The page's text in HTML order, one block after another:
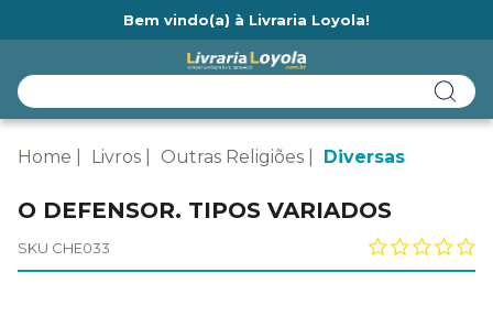
Bem vindo(a) à Livraria Loyola!
Home Livros Outras Religiões Diversas
O DEFENSOR. TIPOS VARIADOS
SKU CHE033